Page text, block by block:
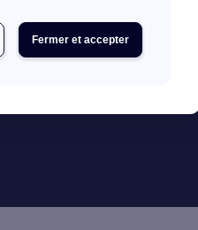
Fermer et accepter
MES PRIMES